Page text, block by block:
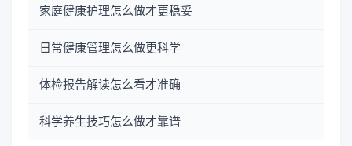
家庭健康护理怎么做才更稳妥
日常健康管理怎么做更科学
体检报告解读怎么看才准确
科学养生技巧怎么做才靠谱